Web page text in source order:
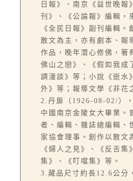
日報》、南京《益世晚報
刊》、《公論報》編輯，
《全民日報》副刊編輯。
散文為主，亦有劇本、報
作品，晚年潛心修佛，著
佛山之戀》、《假如我成
調漫談》等；小說《逝水
外》等；報導文學《非花
2.丹扉（1926-08-02/）
中國南京金陵女大畢業。
者、編輯、雜誌總編輯、
家協會理事。創作以散文
《婦人之見》、《反舌集
集》、《叮噹集》等。
3.藏品尺寸約長12.6公分